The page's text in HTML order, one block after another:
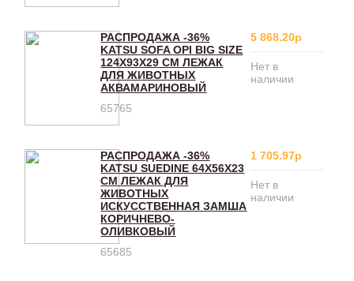
РАСПРОДАЖА -36%
KATSU SOFA OPI BIG SIZE
124Х93Х29 СМ ЛЕЖАК
ДЛЯ ЖИВОТНЫХ
АКВАМАРИНОВЫЙ
65765
5 868.20р
Нет в
наличии
РАСПРОДАЖА -36%
KATSU SUEDINE 64Х56Х23
СМ ЛЕЖАК ДЛЯ
ЖИВОТНЫХ
ИСКУССТВЕННАЯ ЗАМША
КОРИЧНЕВО-
ОЛИВКОВЫЙ
65685
1 705.97р
Нет в
наличии